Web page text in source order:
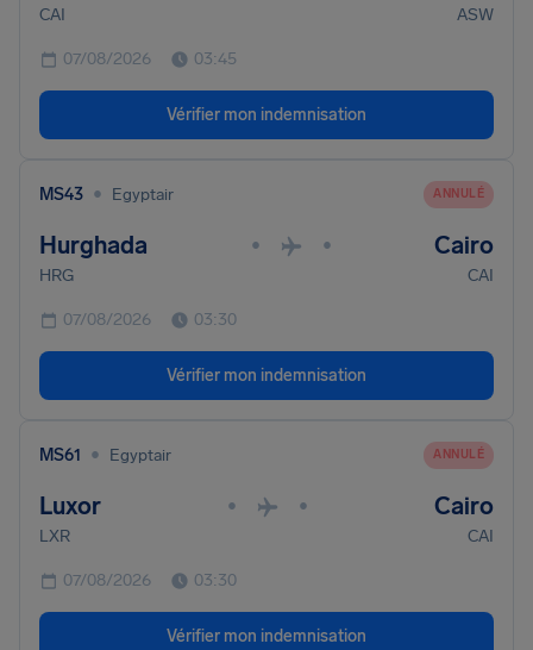
CAI ASW
07/08/2026 03:45
Vérifier mon indemnisation
MS43 • Egyptair ANNULÉ
Hurghada • • Cairo
HRG CAI
07/08/2026 03:30
Vérifier mon indemnisation
MS61 • Egyptair ANNULÉ
Luxor • • Cairo
LXR CAI
07/08/2026 03:30
Vérifier mon indemnisation